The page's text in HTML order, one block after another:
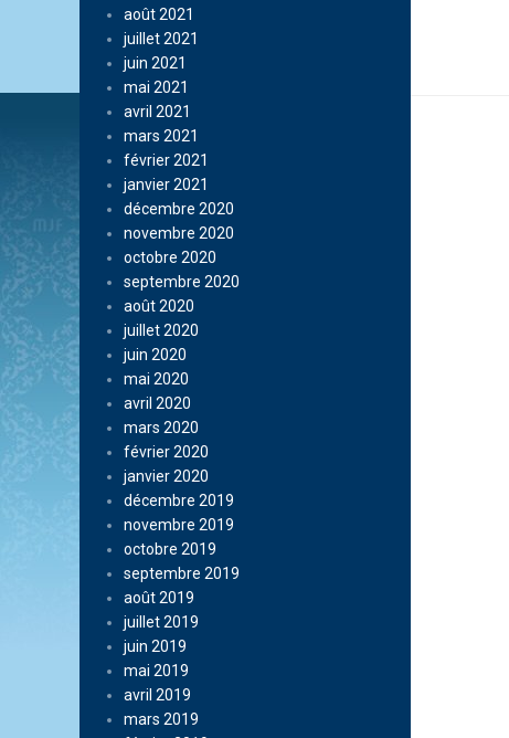
août 2021
juillet 2021
juin 2021
mai 2021
avril 2021
mars 2021
février 2021
janvier 2021
décembre 2020
novembre 2020
octobre 2020
septembre 2020
août 2020
juillet 2020
juin 2020
mai 2020
avril 2020
mars 2020
février 2020
janvier 2020
décembre 2019
novembre 2019
octobre 2019
septembre 2019
août 2019
juillet 2019
juin 2019
mai 2019
avril 2019
mars 2019